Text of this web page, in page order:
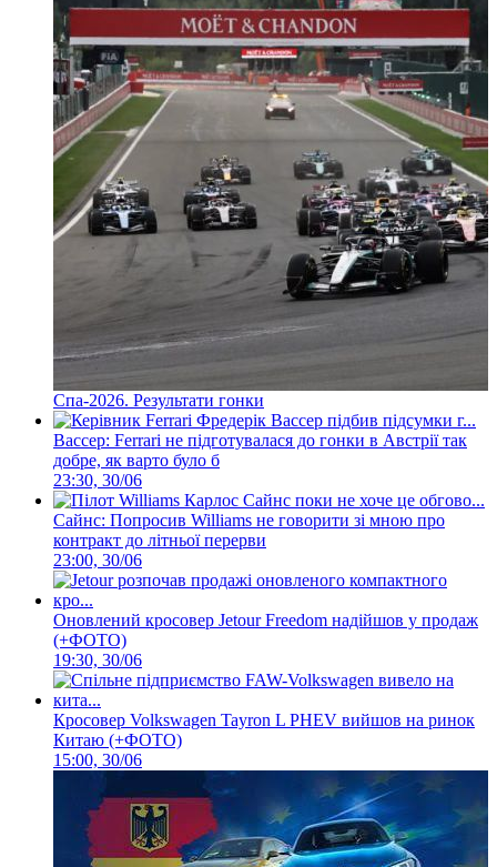
Спа-2026. Результати гонки
Вассер: Ferrari не підготувалася до гонки в Австрії так
добре, як варто було б
23:30, 30/06
Сайнс: Попросив Williams не говорити зі мною про
контракт до літньої перерви
23:00, 30/06
Оновлений кросовер Jetour Freedom надійшов у продаж
(+ФОТО)
19:30, 30/06
Кросовер Volkswagen Tayron L PHEV вийшов на ринок
Китаю (+ФОТО)
15:00, 30/06